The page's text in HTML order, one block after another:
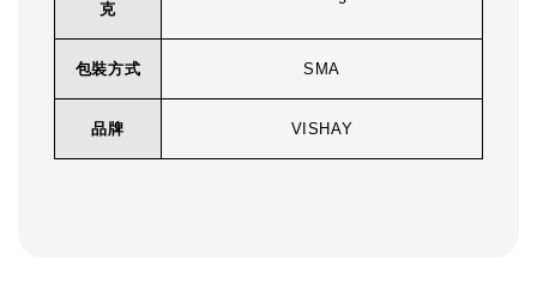
克
包裝方式 SMA
品牌 VISHAY